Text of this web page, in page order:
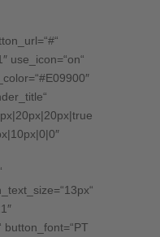
use_icon=“on“
button_font=“PT